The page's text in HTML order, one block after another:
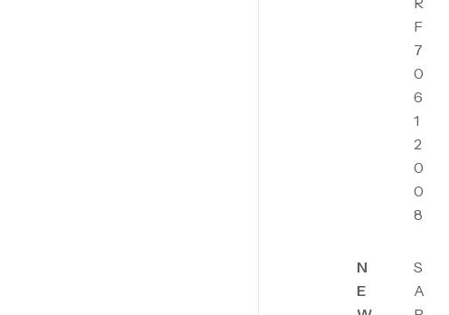
F
7
0
6
1
2
0
0
8
N
E
S
A